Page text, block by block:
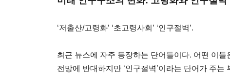
‘저출산/고령화’ ‘초고령사회’ ‘인구절벽’.
최근 뉴스에 자주 등장하는 단어들이다. 어떤 이들
전망에 반대하지만 ‘인구절벽’이라는 단어가 주